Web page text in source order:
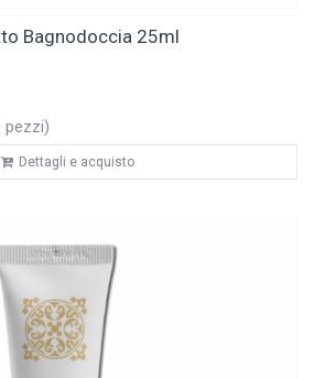
Bagnodoccia 25ml
pezzi)
Dettagli e acquisto